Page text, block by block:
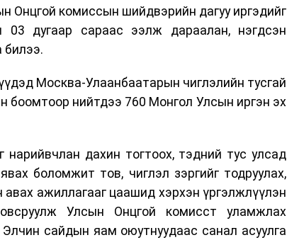
Онцгой комиссын шийдвэрийн дагуу иргэдийг
дугаар сараас ээлж дараалан, нэгдсэн
билээ.
Москва-Улаанбаатарын чиглэлийн тусгай
боомтоор нийтдээ 760 Монгол Улсын иргэн эх
дахин тогтоох, тэдний тус улсад
боломжит тов, чиглэл зэргийг тодруулах,
авах ажиллагааг цаашид хэрхэн үргэлжлүүлэн
Улсын Онцгой комисст уламжлах
сайдын яам оюутнуудаас санал асуулга